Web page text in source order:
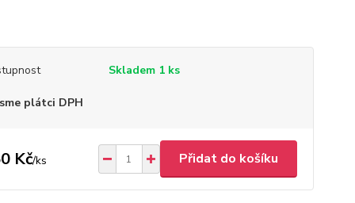
Skladem 1 ks
plátci DPH
Kč/ks Přidat do košíku